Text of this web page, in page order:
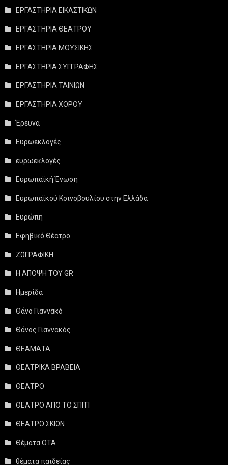
ΕΡΓΑΣΤΗΡΙΑ ΕΙΚΑΣΤΙΚΩΝ
ΕΡΓΑΣΤΗΡΙΑ ΘΕΑΤΡΟΥ
ΕΡΓΑΣΤΗΡΙΑ ΜΟΥΣΙΚΗΣ
ΕΡΓΑΣΤΗΡΙΑ ΣΥΓΓΡΑΦΗΣ
ΕΡΓΑΣΤΗΡΙΑ ΤΑΙΝΙΩΝ
ΕΡΓΑΣΤΗΡΙΑ ΧΟΡΟΥ
Έρευνα
Ευρωεκλογές
ευρωεκλογές
Ευρωπαϊκή Ένωση
Ευρωπαϊκού Κοινοβουλίου στην Ελλάδα
Ευρώπη
Εφηβικό Θέατρο
ΖΩΓΡΑΦΙΚΗ
Η ΑΠΟΨΗ ΤΟΥ GR
Ημερίδα
Θάνο Γιαννακό
Θάνος Γιαννακός
ΘΕΑΜΑΤΑ
ΘΕΑΤΡΙΚΑ ΒΡΑΒΕΙΑ
ΘΕΑΤΡΟ
ΘΕΑΤΡΟ ΑΠΟ ΤΟ ΣΠΙΤΙ
ΘΕΑΤΡΟ ΣΚΙΩΝ
Θέματα ΟΤΑ
θέματα παιδείας